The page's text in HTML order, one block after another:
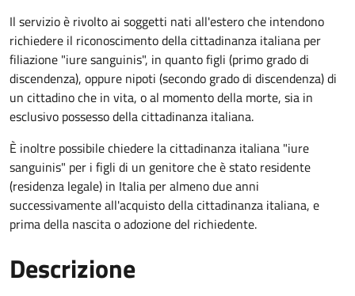
Il servizio è rivolto ai soggetti nati all'estero che intendono
richiedere il riconoscimento della cittadinanza italiana per
filiazione "iure sanguinis", in quanto figli (primo grado di
discendenza), oppure nipoti (secondo grado di discendenza) di
un cittadino che in vita, o al momento della morte, sia in
esclusivo possesso della cittadinanza italiana.
È inoltre possibile chiedere la cittadinanza italiana "iure
sanguinis" per i figli di un genitore che è stato residente
(residenza legale) in Italia per almeno due anni
successivamente all'acquisto della cittadinanza italiana, e
prima della nascita o adozione del richiedente.
Descrizione